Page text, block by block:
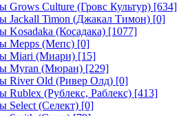
Grows Culture (Гровс Культур) [634]
Jackall Timon (Джакал Тимон) [0]
Kosadaka (Косадака) [1077]
Mepps (Мепс) [0]
Miari (Миари) [15]
Myran (Мюран) [229]
River Old (Ривер Олд) [0]
Rublex (Рублекс, Раблекс) [413]
Select (Селект) [0]